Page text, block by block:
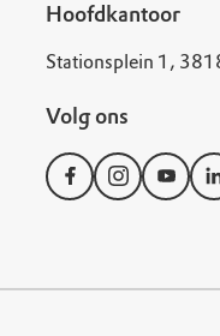
Hoofdkantoor
Stationsplein 1,
Volg ons